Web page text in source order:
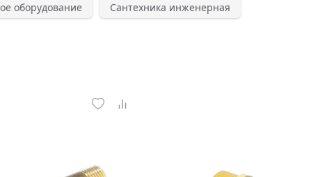
оборудование Сантехника инженерная